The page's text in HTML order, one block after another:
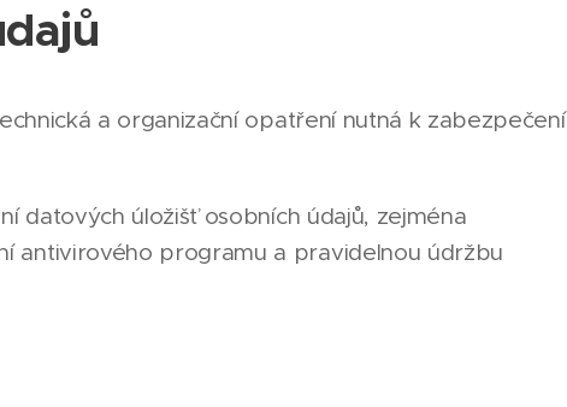
a organizační opatření nutná k zabezpečení
datových úložišť osobních údajů, zejména
antivirového programu a pravidelnou údržbu